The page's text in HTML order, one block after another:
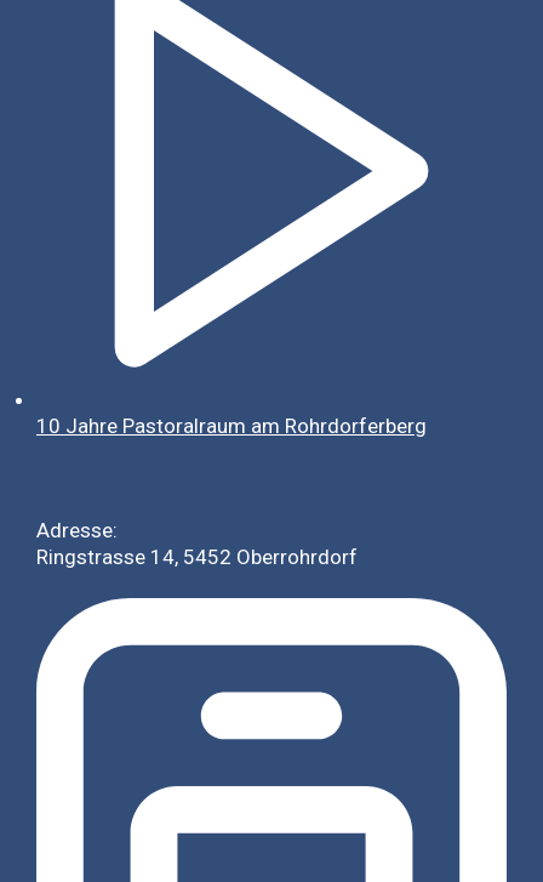
10 Jahre Pastoralraum am Rohrdorferberg
Adresse:
Ringstrasse 14, 5452 Oberrohrdorf